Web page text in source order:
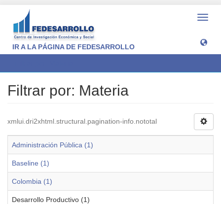
IR A LA PÁGINA DE FEDESARROLLO
Filtrar por: Materia
xmlui.dri2xhtml.structural.pagination-info.nototal
Administración Pública (1)
Baseline (1)
Colombia (1)
Desarrollo Productivo (1)